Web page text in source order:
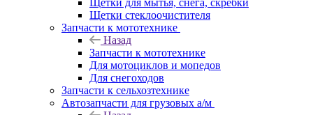
Щетки для мытья, снега, скребки
Щетки стеклоочистителя
Запчасти к мототехнике
Назад
Запчасти к мототехнике
Для мотоциклов и мопедов
Для снегоходов
Запчасти к сельхозтехнике
Автозапчасти для грузовых а/м